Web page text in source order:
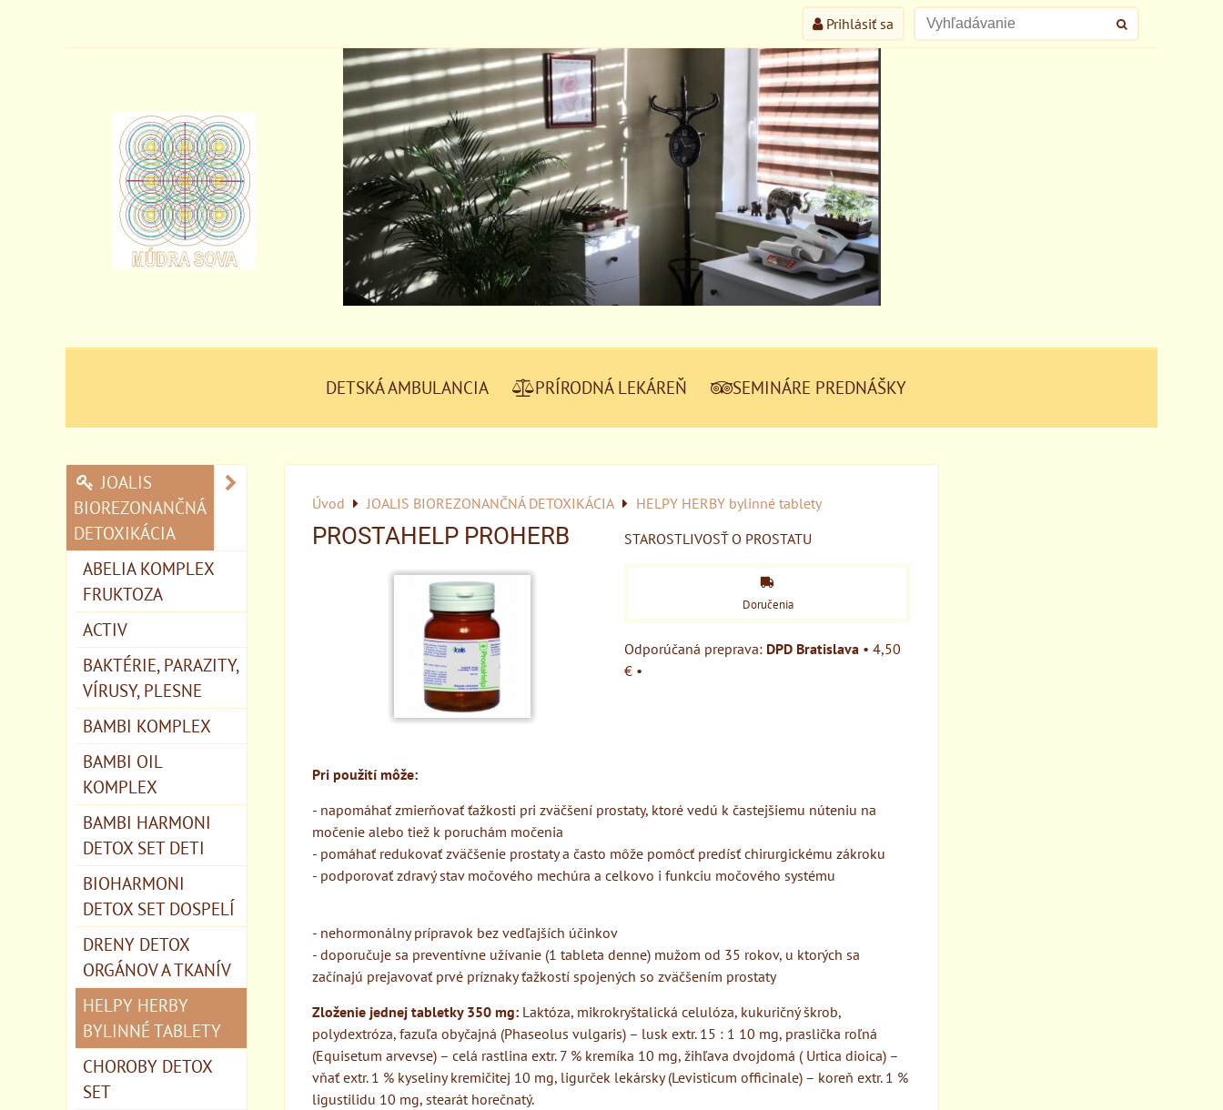
Prihlásiť sa
DETSKÁ AMBULANCIA PRÍRODNÁ LEKÁREŇ SEMINÁRE PREDNÁŠKY
Úvod JOALIS BIOREZONANČNÁ DETOXIKÁCIA HELPY HERBY bylinné tablety
PROSTAHELP PROHERB STAROSTLIVOSŤ O PROSTATU
Doručenia
DPD Bratislava • 4,50
€ •
Pri použití môže:
- napomáhať zmierňovať ťažkosti pri zväčšení prostaty, ktoré vedú k častejšiemu núteniu na
močenie alebo tiež k poruchám močenia
- pomáhať redukovať zväčšenie prostaty a často môže pomôcť predísť chirurgickému zákroku
- podporovať zdravý stav močového mechúra a celkovo i funkciu močového systému
- nehormonálny prípravok bez vedľajších účinkov
- doporučuje sa preventívne užívanie (1 tableta denne) mužom od 35 rokov, u ktorých sa
začínajú prejavovať prvé príznaky ťažkostí spojených so zväčšením prostaty
Zloženie jednej tabletky 350 mg: Laktóza, mikrokryštalická celulóza, kukuričný škrob,
polydextróza, fazuľa obyčajná (Phaseolus vulgaris) – lusk extr. 15 : 1 10 mg, praslička roľná
(Equisetum arvevse) – celá rastlina extr. 7 % kremíka 10 mg, žihľava dvojdomá ( Urtica dioica) –
vňať extr. 1 % kyseliny kremičitej 10 mg, ligurček lekársky (Levisticum officinale) – koreň extr. 1 %
ligustilidu 10 mg, stearát horečnatý.
JOALIS
BIOREZONANČNÁ
DETOXIKÁCIA
ABELIA KOMPLEX
FRUKTOZA
ACTIV
BAKTÉRIE, PARAZITY,
VÍRUSY, PLESNE
BAMBI KOMPLEX
BAMBI OIL
KOMPLEX
BAMBI HARMONI
DETOX SET DETI
BIOHARMONI
DETOX SET DOSPELÍ
DRENY DETOX
ORGÁNOV A TKANÍV
HELPY HERBY
BYLINNÉ TABLETY
CHOROBY DETOX
SET